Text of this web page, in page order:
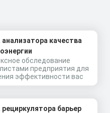
LSS-AR-U-018-32-B-
136X78-67
качества
обследование
предприятия для
эффективности вас
барьер